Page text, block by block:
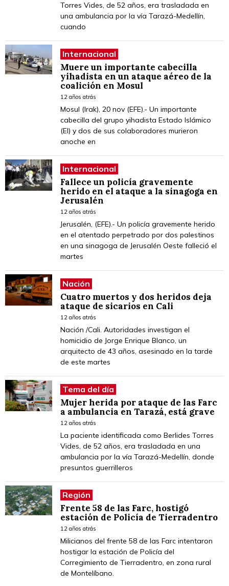
Torres Vides, de 52 años, era trasladada en
una ambulancia por la vía Tarazá-Medellín,
cuando
Internacional
Muere un importante cabecilla
yihadista en un ataque aéreo de la
coalición en Mosul
12 años atrás
Mosul (Irak), 20 nov (EFE).- Un importante
cabecilla del grupo yihadista Estado Islámico
(EI) y dos de sus colaboradores murieron
anoche en
Internacional
Fallece un policía gravemente
herido en el ataque a la sinagoga en
Jerusalén
12 años atrás
Jerusalén, (EFE).- Un policía gravemente herido
en el atentado perpetrado por dos palestinos
en una sinagoga de Jerusalén Oeste falleció el
martes
Nación
Cuatro muertos y dos heridos deja
ataque de sicarios en Cali
12 años atrás
Nación /Cali. Autoridades investigan el
homicidio de Jorge Enrique Blanco, un
arquitecto de 43 años, asesinado en la tarde
de este martes
Tema del día
Mujer herida por ataque de las Farc
a ambulancia en Tarazá, está grave
12 años atrás
La paciente identificada como Berlides Torres
Vides, de 52 años, era trasladada en una
ambulancia por la vía Tarazá-Medellín, donde
presuntos guerrilleros
Región
Frente 58 de las Farc, hostigó
estación de Policía de Tierradentro
12 años atrás
Milicianos del frente 58 de las Farc intentaron
hostigar la estación de Policía del
Corregimiento de Tierradentro, en zona rural
de Montelíbano.